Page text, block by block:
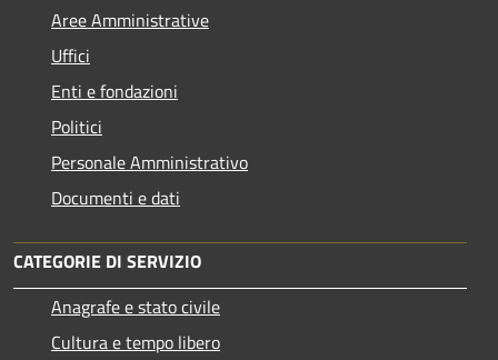
Aree Amministrative
Uffici
Enti e fondazioni
Politici
Personale Amministrativo
Documenti e dati
CATEGORIE DI SERVIZIO
Anagrafe e stato civile
Cultura e tempo libero